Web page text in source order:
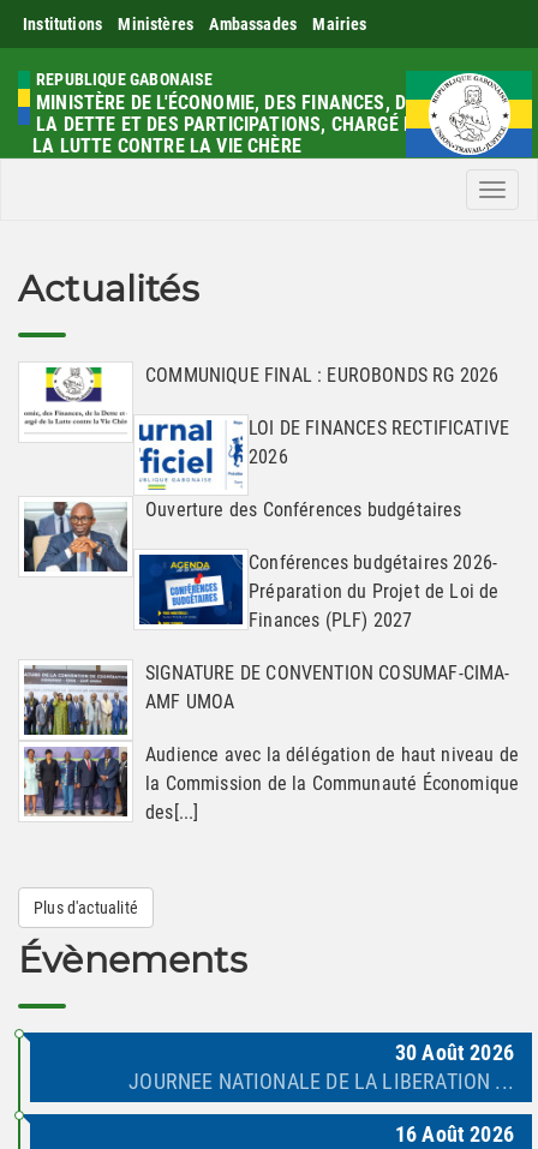
Institutions Ministères Ambassades Mairies
REPUBLIQUE GABONAISE
MINISTÈRE DE L'ÉCONOMIE, DES FINANCES, DE
LA DETTE ET DES PARTICIPATIONS, CHARGÉ DE
LA LUTTE CONTRE LA VIE CHÈRE
Menu
Actualités
COMMUNIQUE FINAL : EUROBONDS RG 2026
LOI DE FINANCES RECTIFICATIVE
2026
Ouverture des Conférences budgétaires
Conférences budgétaires 2026-
Préparation du Projet de Loi de
Finances (PLF) 2027
SIGNATURE DE CONVENTION COSUMAF-CIMA-
AMF UMOA
Audience avec la délégation de haut niveau de
la Commission de la Communauté Économique
des[...]
Plus d'actualité
Évènements
30 Août 2026
JOURNEE NATIONALE DE LA LIBERATION ...
16 Août 2026